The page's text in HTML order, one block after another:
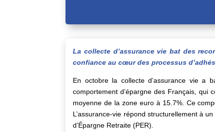
La collecte d’assurance vie bat des
confiance au cœur des processus
En octobre la collecte d’assurance vie a
comportement d’épargne des Français, qui
moyenne de la zone euro à 15.7%. Ce
L’assurance-vie répond structurellement à
d’Épargne Retraite (PER).